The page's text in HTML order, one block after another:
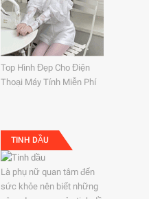
Top Hình Đẹp Cho Điện
Thoại Máy Tính Miễn Phí
TINH DẦU
Là phụ nữ quan tâm đến
sức khỏe nên biết những